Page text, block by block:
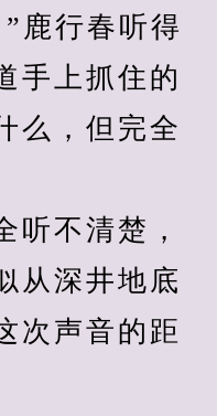
行春听得
手上抓住的
么，但完全
不清楚，
从深井地底
次声音的距